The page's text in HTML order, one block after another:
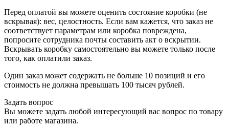
Перед оплатой вы можете оценить состояние коробки (не
вскрывая): вес, целостность. Если вам кажется, что заказ не
соответствует параметрам или коробка повреждена,
попросите сотрудника почты составить акт о вскрытии.
Вскрывать коробку самостоятельно вы можете только после
того, как оплатили заказ.
Один заказ может содержать не больше 10 позиций и его
стоимость не должна превышать 100 тысяч рублей.
Задать вопрос
Вы можете задать любой интересующий вас вопрос по товару
или работе магазина.